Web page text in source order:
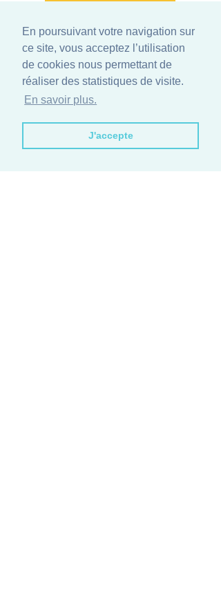
En poursuivant votre navigation sur
ce site, vous acceptez l’utilisation
de cookies nous permettant de
réaliser des statistiques de visite.
En savoir plus.
J'accepte
OUR CUVÉES
CONTACT US